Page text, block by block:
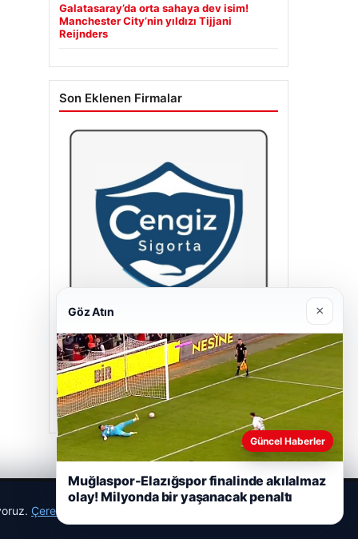
Galatasaray’da orta sahaya dev isim!
Manchester City’nin yıldızı Tijjani
Reijnders
Son Eklenen Firmalar
Cengiz Sigorta
23/06/2026
Çerez Politikamız
Göz Atın ×
Güncel Haberler
Muğlaspor-Elazığspor finalinde akılalmaz
olay! Milyonda bir yaşanacak penaltı